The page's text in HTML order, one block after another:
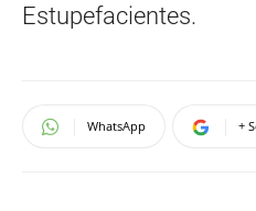
Estupefacientes.
WhatsApp +